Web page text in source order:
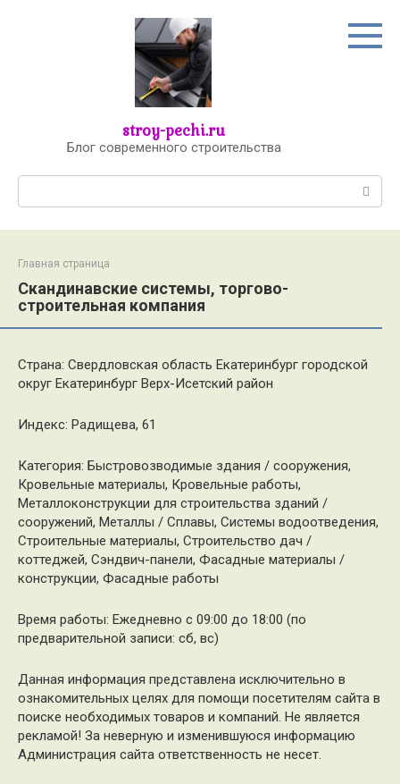
stroy-pechi.ru
Блог современного строительства
Главная страница
Скандинавские системы, торгово-
строительная компания
Страна: Свердловская область Екатеринбург городской
округ Екатеринбург Верх-Исетский район
Индекс: Радищева, 61
Категория: Быстровозводимые здания / сооружения,
Кровельные материалы, Кровельные работы,
Металлоконструкции для строительства зданий /
сооружений, Металлы / Сплавы, Системы водоотведения,
Строительные материалы, Строительство дач /
коттеджей, Сэндвич-панели, Фасадные материалы /
конструкции, Фасадные работы
Время работы: Ежедневно с 09:00 до 18:00 (по
предварительной записи: сб, вс)
Данная информация представлена исключительно в
ознакомительных целях для помощи посетителям сайта в
поиске необходимых товаров и компаний. Не является
рекламой! За неверную и изменившуюся информацию
Администрация сайта ответственность не несет.